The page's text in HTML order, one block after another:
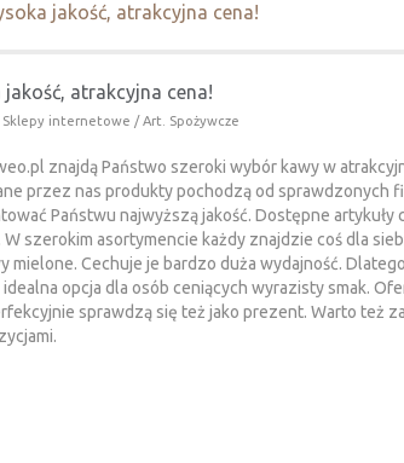
jakość, atrakcyjna cena!
atrakcyjna cena!
Sklepy internetowe / Art. Spożywcze
znajdą Państwo szeroki wybór kawy w
przez nas produkty pochodzą od sprawdzonych
Państwu najwyższą jakość. Dostępne artykuły
szerokim asortymencie każdy znajdzie coś dla
mielone. Cechuje je bardzo duża wydajność.
idealna opcja dla osób ceniących wyrazisty smak.
sprawdzą się też jako prezent. Warto też